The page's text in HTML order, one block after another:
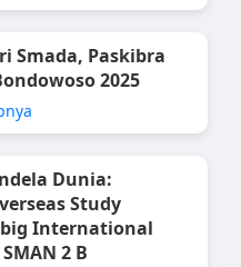
Smada, Paskibra
2025
Dunia:
Study
International
2 B